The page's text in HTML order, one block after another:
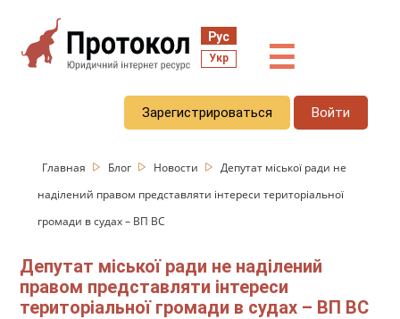
Рус
Укр ☰
Зарегистрироваться Войти
Главная Блог Новости
Депутат міської ради не
наділений правом представляти інтереси територіальної
громади в судах – ВП ВС
Депутат міської ради не наділений
правом представляти інтереси
територіальної громади в судах – ВП ВС